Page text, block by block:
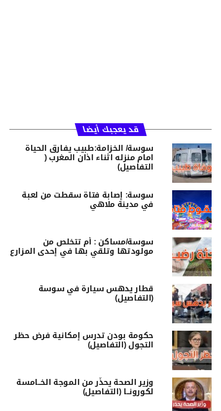
قد يعجبك أيضا
سوسة/ الخزامة:طبيب يفارق الحياة
امام منزله اثناء اذان المغرب (
التفاصيل)
سوسة: إصابة فتاة سقطت من لعبة
في مدينة ملاهي
سوسة/مساكن : أم تتخلص من
مولودتها وتلقي بها في إحدى المزارع
قطار يدهس سيارة في سوسة
(التفاصيل)
حكومة بودن تدرس إمكانية فرض حظر
التجول (التفاصيل)
وزير الصحة يحذّر من الموجة الخــامسة
لكورونــا (التفاصيل)